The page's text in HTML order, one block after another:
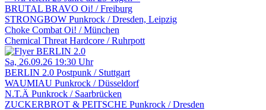
BRUTAL BRAVO Oi! / Freiburg
STRONGBOW Punkrock / Dresden, Leipzig
Choke Combat Oi! / München
Chemical Threat Hardcore / Ruhrpott
Sa, 26.09.26 19:30 Uhr
BERLIN 2.0 Postpunk / Stuttgart
WAUMIAU Punkrock / Düsseldorf
N.T.Ä Punkrock / Saarbrücken
ZUCKERBROT & PEITSCHE Punkrock / Dresden